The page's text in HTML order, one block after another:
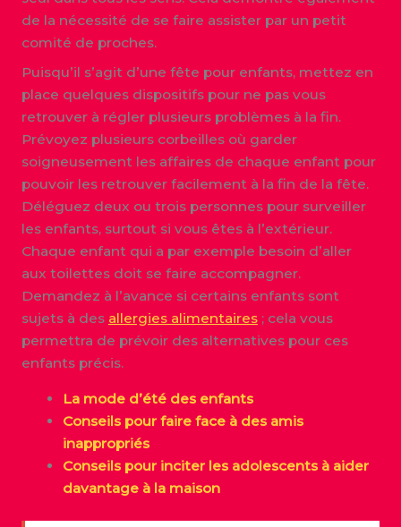
de la nécessité de se faire assister par un petit
comité de proches.
Puisqu’il s’agit d’une fête pour enfants, mettez en
place quelques dispositifs pour ne pas vous
retrouver à régler plusieurs problèmes à la fin.
Prévoyez plusieurs corbeilles où garder
soigneusement les affaires de chaque enfant pour
pouvoir les retrouver facilement à la fin de la fête.
Déléguez deux ou trois personnes pour surveiller
les enfants, surtout si vous êtes à l’extérieur.
Chaque enfant qui a par exemple besoin d’aller
aux toilettes doit se faire accompagner.
Demandez à l’avance si certains enfants sont
sujets à des allergies alimentaires; cela vous
permettra de prévoir des alternatives pour ces
enfants précis.
La mode d’été des enfants
Conseils pour faire face à des amis
inappropriés
Conseils pour inciter les adolescents à aider
davantage à la maison